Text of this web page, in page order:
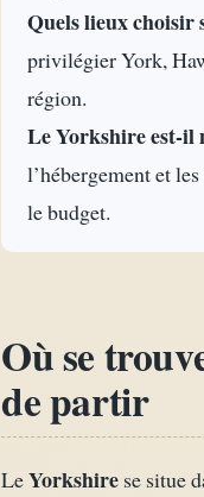
Quels lieux choisir
privilégier York,
région.
Le Yorkshire est-il
l’hébergement et
le budget.
Où se
de partir
LeYorkshire se situe